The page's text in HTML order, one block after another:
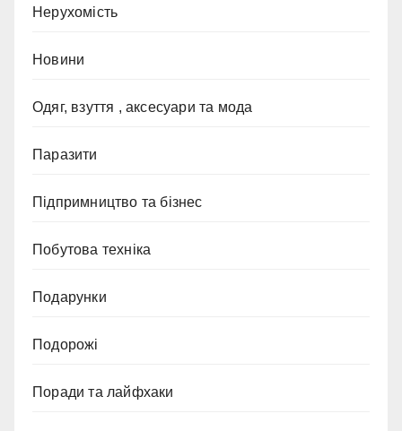
Нерухомість
Новини
Одяг, взуття , аксесуари та мода
Паразити
Підпримництво та бізнес
Побутова техніка
Подарунки
Подорожі
Поради та лайфхаки